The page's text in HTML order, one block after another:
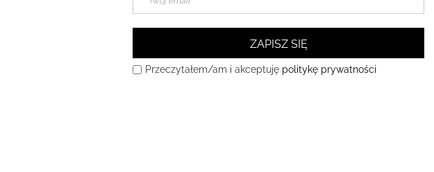
ZAPISZ SIĘ
Przeczytałem/am i akceptuję politykę prywatności